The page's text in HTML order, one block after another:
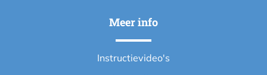
Meer info
Instructievideo's